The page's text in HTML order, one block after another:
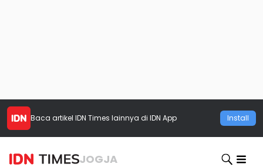
Baca artikel IDN Times lainnya di IDN App Install
JOGJA